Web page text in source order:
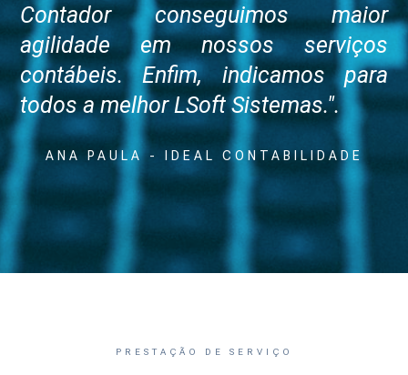
Contador conseguimos maior
agilidade em nossos serviços
contábeis. Enfim, indicamos para
todos a melhor LSoft Sistemas.".
ANA PAULA - IDEAL CONTABILIDADE
PRESTAÇÃO DE SERVIÇO